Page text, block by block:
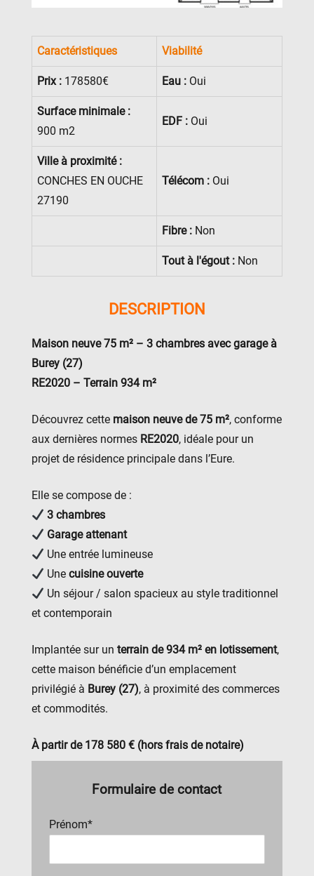
Caractéristiques Viabilité
Prix :178580€ Eau :Oui
Surface minimale :
900 m2
EDF :Oui
Ville à proximité :
CONCHES EN OUCHE
27190
Télécom : Oui
Fibre : Non
Tout à l'égout : Non
DESCRIPTION
Maison neuve 75 m² – 3 chambres avec garage à
Burey (27)
RE2020 – Terrain 934 m²
Découvrez cette maison neuve de 75 m², conforme
aux dernières normes RE2020, idéale pour un
projet de résidence principale dans l’Eure.
Elle se compose de :
3 chambres
Garage attenant
Une entrée lumineuse
Unecuisine ouverte
Un séjour / salon spacieux au style traditionnel
et contemporain
Implantée sur un terrain de 934 m² en lotissement,
cette maison bénéficie d’un emplacement
privilégié à Burey (27), à proximité des commerces
et commodités.
À partir de 178 580 € (hors frais de notaire)
Formulaire de contact
Prénom*